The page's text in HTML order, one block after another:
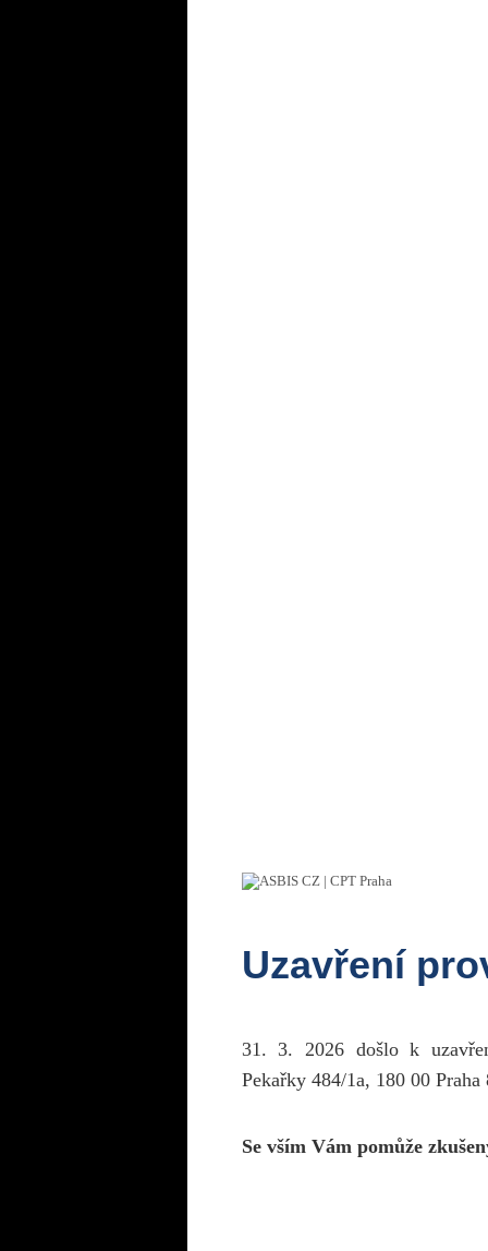
Uzavření
31. 3. 2026 došlo k
Pekařky 484/1a, 180 00 Praha
Se vším Vám pomůže